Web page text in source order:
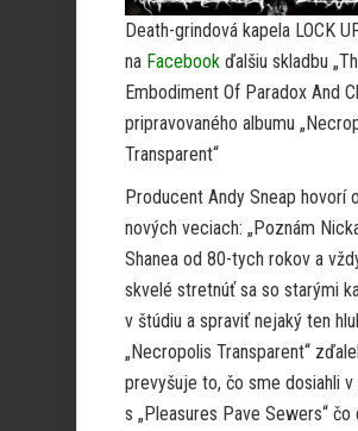
Death-grindová kapela LOCK
na Facebook ďalšiu skladbu
Embodiment Of Paradox And
pripravovaného albumu
Transparent“
Producent Andy Sneap hovorí
nových veciach: „Poznám
Shanea od 80-tych rokov a
skvelé stretnúť sa so starými
v štúdiu a spraviť nejaký ten
„Necropolis Transparent“
prevyšuje to, čo sme dosiahli v
s „Pleasures Pave Sewers“ čo